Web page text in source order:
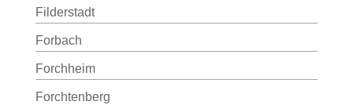
Filderstadt
Forbach
Forchheim
Forchtenberg